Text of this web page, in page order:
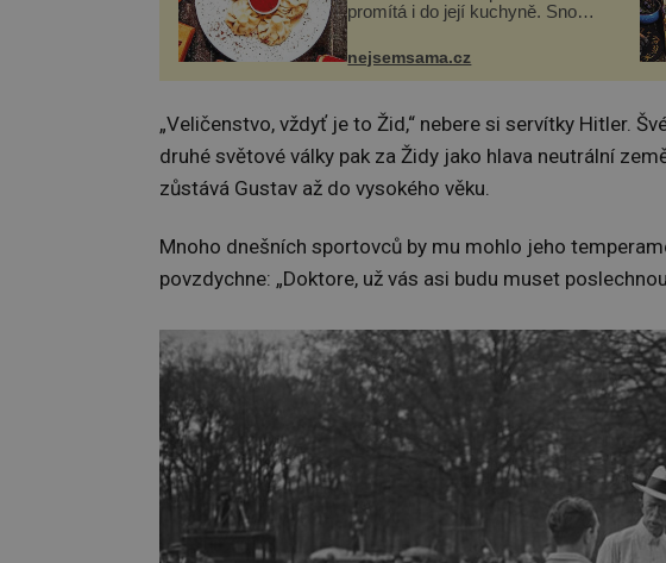
promítá i do její kuchyně. Snoubí
a díky tomu vznikají rozmanité a
chuťově bohaté pokrmy, které
rozhodně st...
nejsemsama.cz
„Veličenstvo, vždyť je to Žid,“ nebere si servítky Hitler.
druhé světové války pak za Židy jako hlava neutrální
zůstává Gustav až do vysokého věku.
Mnoho dnešních sportovců by mu mohlo jeho
povzdychne: „Doktore, už vás asi budu muset